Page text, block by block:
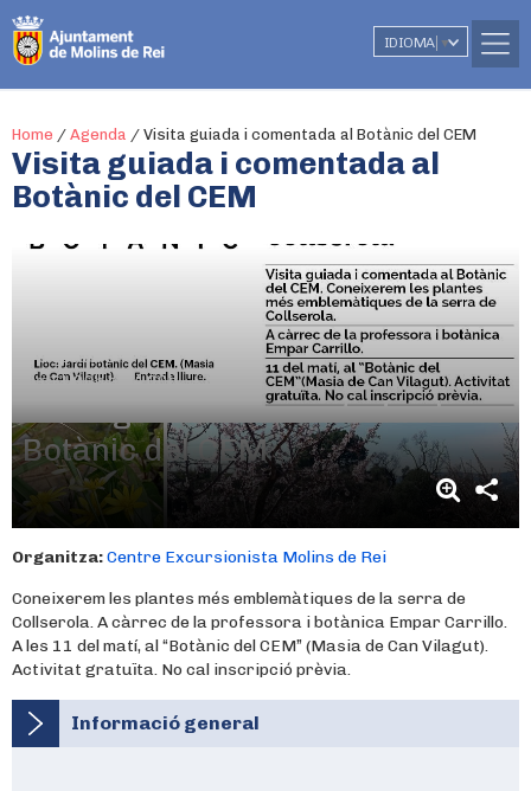
IDIOMA ▼
Home / Agenda / Visita guiada i comentada al Botànic del CEM
Visita guiada i comentada al
Botànic del CEM
1 d'octubre
De 11.00h a 14.00h
Visita guiada i comentada al
Botànic del CEM
Organitza:Centre Excursionista Molins de Rei
Coneixerem les plantes més emblemàtiques de la serra de
Collserola. A càrrec de la professora i botànica Empar Carrillo.
A les 11 del matí, al “Botànic del CEM” (Masia de Can Vilagut).
Activitat gratuïta. No cal inscripció prèvia.
Informació general